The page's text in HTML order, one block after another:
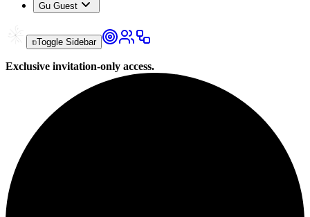
Gu Guest
Toggle Sidebar
Exclusive invitation-only access.